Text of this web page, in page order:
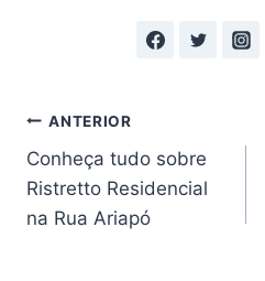
Navegação
de
Post
ANTERIOR
Conheça tudo sobre
Ristretto Residencial
na Rua Ariapó